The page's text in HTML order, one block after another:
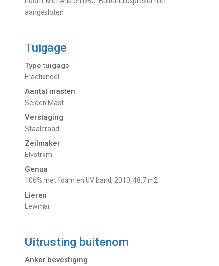
aangesloten
Tuigage
Type tuigage
Fractioneel
Aantal masten
Selden Mast
Verstaging
Staaldraad
Zeilmaker
Elvstrom
Genua
106% met foam en UV band, 2010, 48,7 m2
Lieren
Lewmar
Uitrusting buitenom
Anker bevestiging